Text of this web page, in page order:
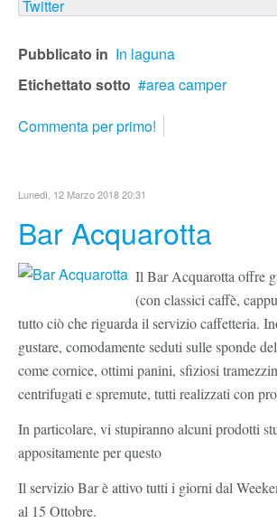
Twitter
Pubblicato in In laguna
Etichettato sotto
area camper
Commenta per primo!
Lunedì, 12 Marzo 2018 20:31
Bar Acquarotta
Il Bar Acquarotta offre
(con classici caffè,
tutto ciò che riguarda il servizio caffetteria.
gustare, comodamente seduti sulle sponde
come cornice, ottimi panini, sfiziosi
centrifugati e spremute, tutti realizzati con
In particolare, vi stupiranno alcuni prodotti
appositamente per questo
Il servizio Bar è attivo tutti i giorni dal
al 15 Ottobre.